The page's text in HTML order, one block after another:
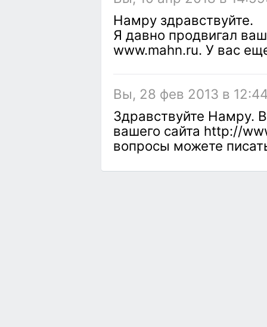
Намру здравствуйте.
Я давно продвигал
www.mahn.ru. У вас
Вы, 28 фев 2013 в
Здравствуйте Намру.
вашего сайта http://
вопросы можете